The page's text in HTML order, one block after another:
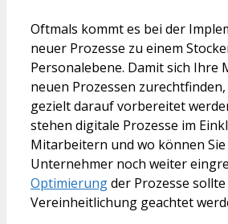
Oftmals kommt es bei der
neuer Prozesse zu einem
Personalebene. Damit sich Ihre
neuen Prozessen
gezielt darauf vorbereitet
stehen digitale Prozesse im
Mitarbeitern und wo können Sie
Unternehmer noch weiter
Optimierungder Prozesse
Vereinheitlichung geachtet